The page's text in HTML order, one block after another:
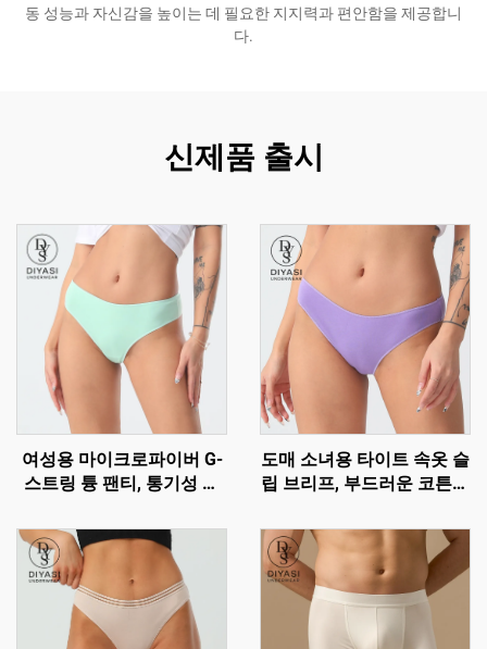
동 성능과 자신감을 높이는 데 필요한 지지력과 편안함을 제공합니
다.
신제품 출시
여성용 마이크로파이버 G-
스트링 튱 팬티, 통기성 좋
도매 소녀용 타이트 속옷 슬
립 브리프, 부드러운 코튼으
티